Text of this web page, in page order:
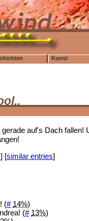
Kunst
gerade auf's Dach
] [similar entries]
(# 14%)
(# 13%)